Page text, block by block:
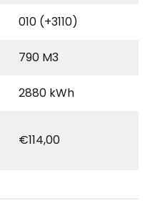
010 (+3110)
790 M3
2880 kWh
€114,00